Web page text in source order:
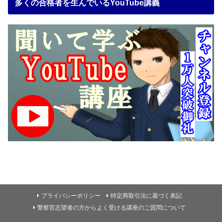
多くの合格者を生んでいるYouTube講義
プライバシーポリシー
特定商取引法に基づく表記
警察官志望者の方からよく受ける講座のご質問について